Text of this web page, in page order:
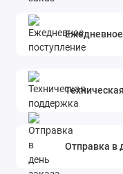
Ежедневное
Отправка в